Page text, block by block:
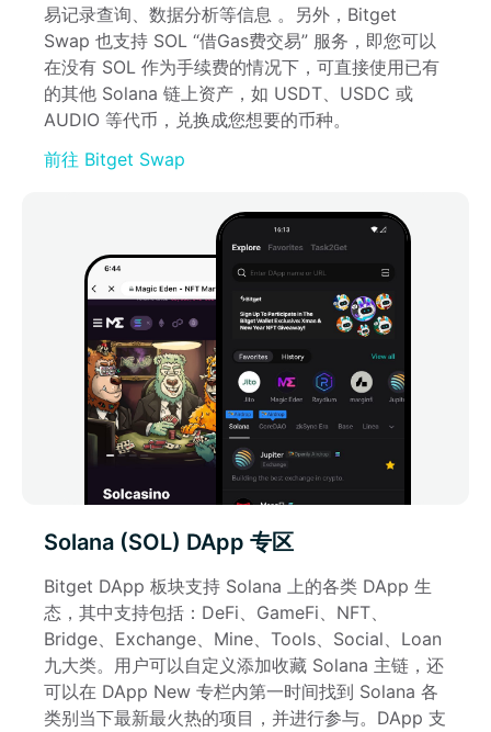
易记录查询、数据分析等信息 。另外，Bitget
Swap 也支持 SOL “借Gas费交易” 服务，即您可以
在没有 SOL 作为手续费的情况下，可直接使用已有
的其他 Solana 链上资产，如 USDT、USDC 或
AUDIO 等代币，兑换成您想要的币种。
前往 Bitget Swap
Solana (SOL) DApp 专区
Bitget DApp 板块支持 Solana 上的各类 DApp 生
态，其中支持包括：DeFi、GameFi、NFT、
Bridge、Exchange、Mine、Tools、Social、Loan
九大类。用户可以自定义添加收藏 Solana 主链，还
可以在 DApp New 专栏内第一时间找到 Solana 各
类别当下最新最火热的项目，并进行参与。DApp 支